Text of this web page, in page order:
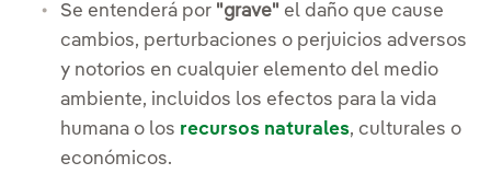
Se entenderá por "grave" el daño que cause
cambios, perturbaciones o perjuicios adversos
y notorios en cualquier elemento del medio
ambiente, incluidos los efectos para la vida
humana o los recursos naturales, culturales o
económicos.